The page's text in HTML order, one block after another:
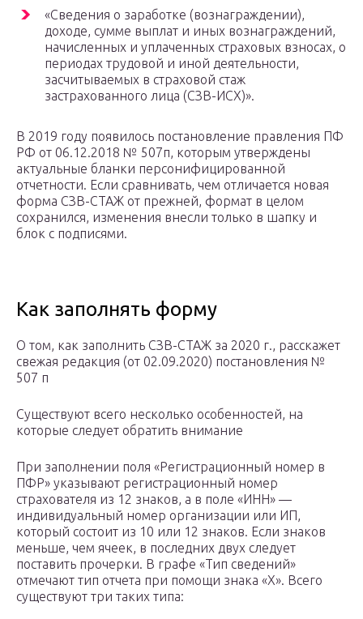
«Сведения о заработке (вознаграждении),
доходе, сумме выплат и иных вознаграждений,
начисленных и уплаченных страховых взносах, о
периодах трудовой и иной деятельности,
засчитываемых в страховой стаж
застрахованного лица (СЗВ-ИСХ)».
В 2019 году появилось постановление правления ПФ
РФ от 06.12.2018 № 507п, которым утверждены
актуальные бланки персонифицированной
отчетности. Если сравнивать, чем отличается новая
форма СЗВ-СТАЖ от прежней, формат в целом
сохранился, изменения внесли только в шапку и
блок с подписями.
Как заполнять форму
О том, как заполнить СЗВ-СТАЖ за 2020 г., расскажет
свежая редакция (от 02.09.2020) постановления №
507 п
Существуют всего несколько особенностей, на
которые следует обратить внимание
При заполнении поля «Регистрационный номер в
ПФР» указывают регистрационный номер
страхователя из 12 знаков, а в поле «ИНН» —
индивидуальный номер организации или ИП,
который состоит из 10 или 12 знаков. Если знаков
меньше, чем ячеек, в последних двух следует
поставить прочерки. В графе «Тип сведений»
отмечают тип отчета при помощи знака «Х». Всего
существуют три таких типа: